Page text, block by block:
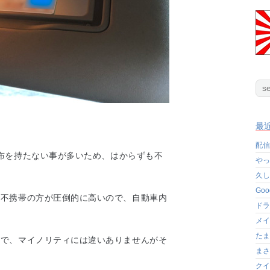
持たない事が多いため、はからずも不
携帯の方が圧倒的に高いので、自動車内
、マイノリティには違いありませんがそ
最
配
や
久
ド
メ
た
ま
ク